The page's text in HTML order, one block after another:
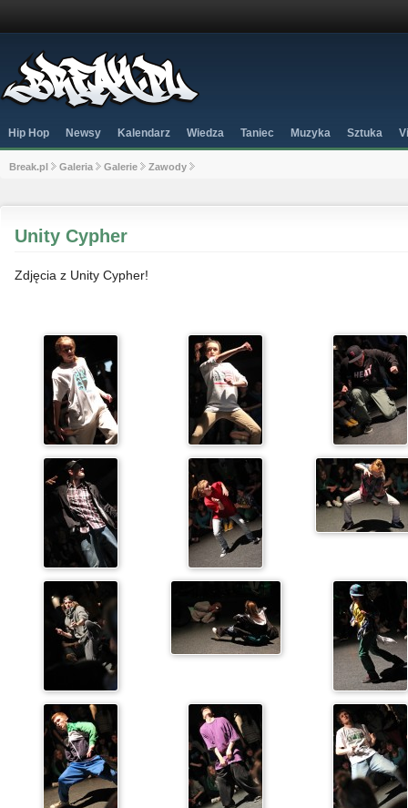
Hip Hop Newsy Kalendarz Wiedza Taniec Muzyka Sztuka
Break.pl Galeria Galerie Zawody
Unity Cypher
Zdjęcia z Unity Cypher!